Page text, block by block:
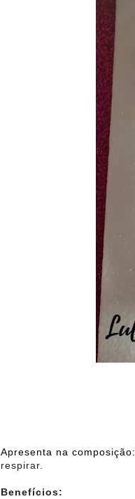
Apresenta na composição:
respirar.
Benefícios: